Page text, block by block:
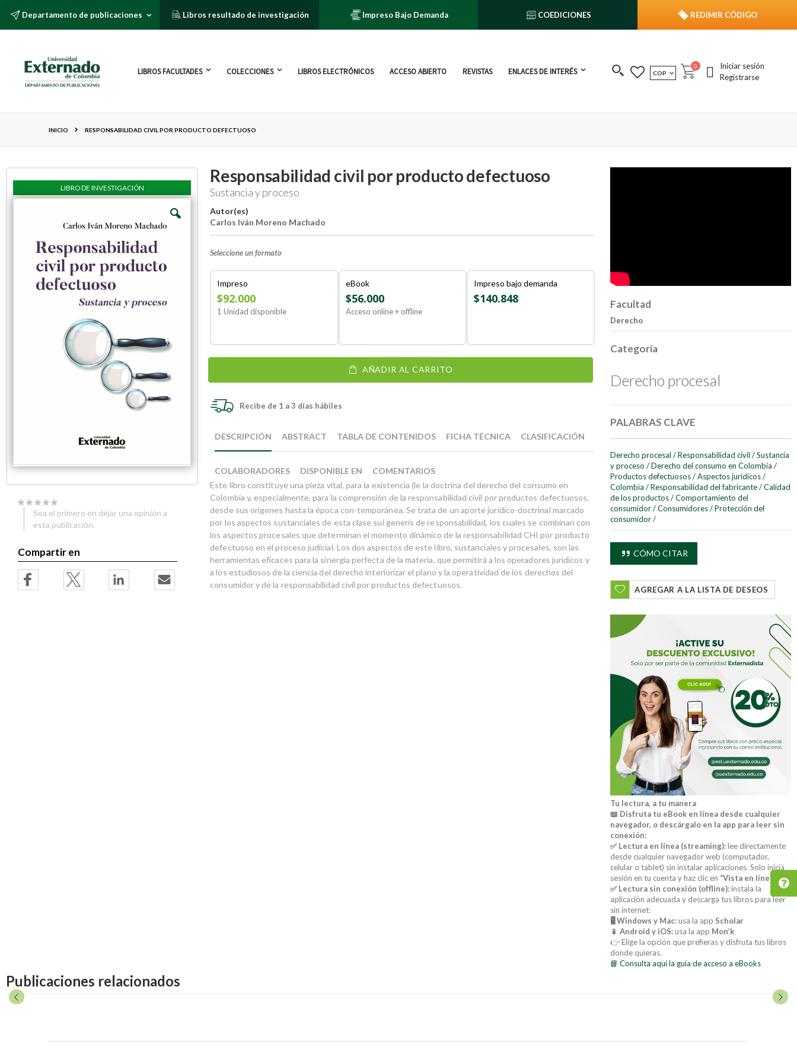
Departamento de publicaciones Libros resultado de investigación Impreso Bajo Demanda COEDICIONES REDIMIR CÓDIGO
LIBROS FACULTADES COLECCIONES LIBROS ELECTRÓNICOS ACCESO ABIERTO REVISTAS ENLACES DE INTERÉS MONEDA
COP Cart
0 publicacionesIniciar sesión
Registrarse
INICIO RESPONSABILIDAD CIVIL POR PRODUCTO DEFECTUOSO
Responsabilidad civil por producto defectuoso
Sustancia y proceso
Autor(es)
Carlos Iván Moreno Machado
Seleccione un formato
Impreso
$92.000
1 Unidad disponible
eBook
$56.000
Acceso online + offline
Impreso bajo demanda
$140.848
AÑADIR AL CARRITO
Recibe de 1 a 3 días hábiles
to
end
the
images
gallery
to
beginning
the
images
gallery
DESCRIPCIÓN
Este libro constituye una pieza vital, para la existencia (le la doctrina del derecho del consumo en
Colombia y, especialmente, para la comprensión de la responsabilidad civil por productos defectuosos,
desde sus orígenes hasta la época con-temporánea. Se trata de un aporte jurídico-doctrinal marcado
por los aspectos sustanciales de esta clase sui generis de responsabilidad, los cuales se combinan con
los aspectos procesales que determinan el momento dinámico de la responsabilidad CHI por producto
defectuoso en el proceso judicial. Los dos aspectos de este libro, sustanciales y procesales, son las
herramientas eficaces para la sinergia perfecta de la materia, que permitirá a los operadores jurídicos y
a los estudiosos de la ciencia del derecho interiorizar el plano y la operatividad de los derechos del
consumidor y de la responsabilidad civil por productos defectuosos.
ABSTRACT TABLA DE CONTENIDOS FICHA TÉCNICA CLASIFICACIÓN
COLABORADORES DISPONIBLE EN COMENTARIOS
LIBRO DE INVESTIGACIÓN
Sea el primero en dejar una opinión a
esta publicación.
Compartir en
Facultad
Derecho
Categoría
Derecho procesal
PALABRAS CLAVE
Derecho procesal / Responsabilidad civil / Sustancia
y proceso / Derecho del consumo en Colombia /
Productos defectuosos / Aspectos jurídicos /
Colombia / Responsabilidad del fabricante / Calidad
de los productos / Comportamiento del
consumidor / Consumidores / Protección del
consumidor /
CÓMO CITAR
AGREGAR A LA LISTA DE DESEOS
Tu lectura, a tu manera
📖 Disfruta tu eBook en línea desde cualquier
navegador, o descárgalo en la app para leer sin
conexión:
✅ Lectura en línea (streaming):lee directamente
desde cualquier navegador web (computador,
celular o tablet) sin instalar aplicaciones. Solo inicia
sesión en tu cuenta y haz clic en “Vista en línea”
✅ Lectura sin conexión (offline):instala la
aplicación adecuada y descarga tus libros para leer
sin internet:
🖥️ Windows y Mac:usa la app Scholar
📱 Android y iOS:usa la app Mon’k
👉 Elige la opción que prefieras y disfruta tus libros
donde quieras.
📘 Consulta aquí la guía de acceso a eBooks
Publicaciones relacionados